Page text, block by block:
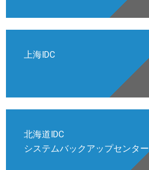
上海IDC
北海道IDC
システムバックアップセンター